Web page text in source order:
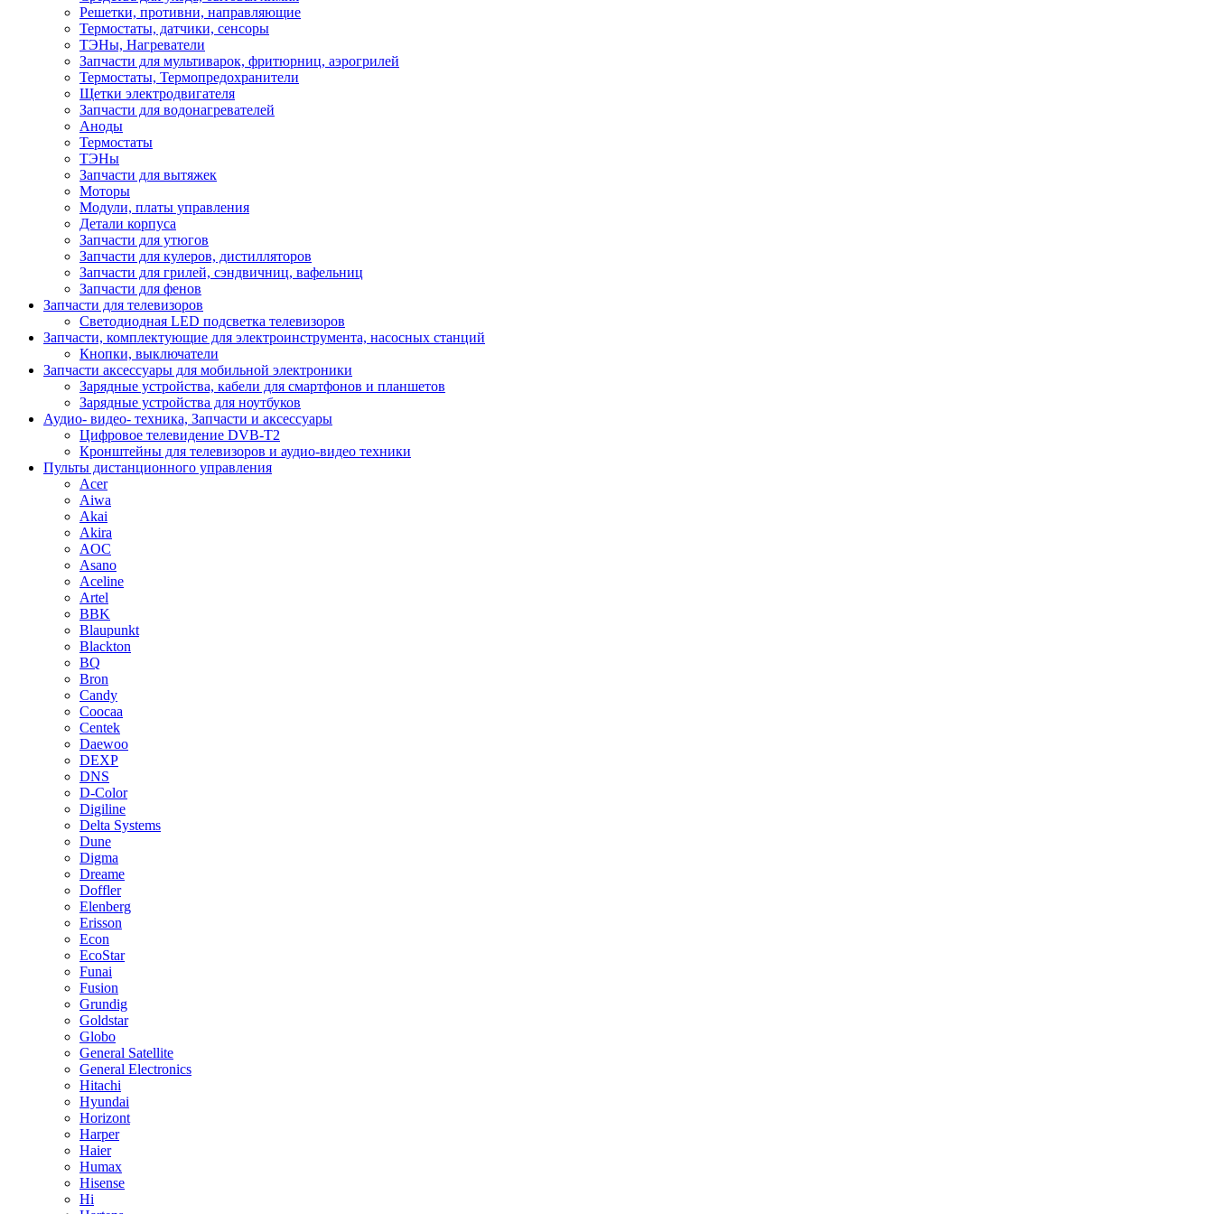
Решетки, противни, направляющие
Термостаты, датчики, сенсоры
ТЭНы, Нагреватели
Запчасти для мультиварок, фритюрниц, аэрогрилей
Термостаты, Термопредохранители
Щетки электродвигателя
Запчасти для водонагревателей
Аноды
Термостаты
ТЭНы
Запчасти для вытяжек
Моторы
Модули, платы управления
Детали корпуса
Запчасти для утюгов
Запчасти для кулеров, дистилляторов
Запчасти для грилей, сэндвичниц, вафельниц
Запчасти для фенов
Запчасти для телевизоров
Светодиодная LED подсветка телевизоров
Запчасти, комплектующие для электроинструмента, насосных станций
Кнопки, выключатели
Запчасти аксессуары для мобильной электроники
Зарядные устройства, кабели для смартфонов и планшетов
Зарядные устройства для ноутбуков
Аудио- видео- техника, Запчасти и аксессуары
Цифровое телевидение DVB-T2
Кронштейны для телевизоров и аудио-видео техники
Пульты дистанционного управления
Acer
Aiwa
Akai
Akira
AOC
Asano
Aceline
Artel
BBK
Blaupunkt
Blackton
BQ
Bron
Candy
Coocaa
Centek
Daewoo
DEXP
DNS
D-Color
Digiline
Delta Systems
Dune
Digma
Dreame
Doffler
Elenberg
Erisson
Econ
EcoStar
Funai
Fusion
Grundig
Goldstar
Globo
General Satellite
General Electronics
Hitachi
Hyundai
Horizont
Harper
Haier
Humax
Hisense
Hi